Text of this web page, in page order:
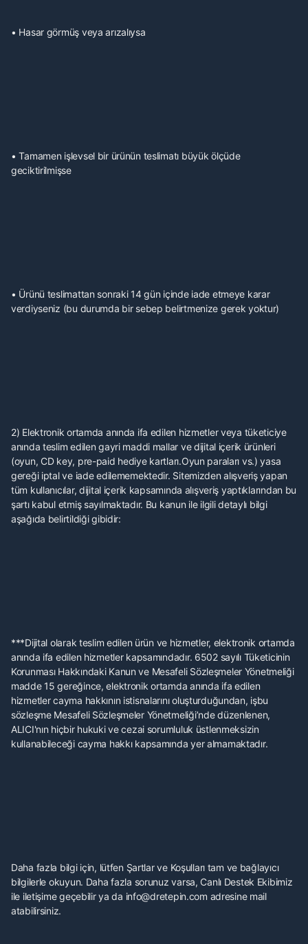
• Hasar görmüş veya arızalıysa
• Tamamen işlevsel bir ürünün teslimatı büyük ölçüde
geciktirilmişse
• Ürünü teslimattan sonraki 14 gün içinde iade etmeye karar
verdiyseniz (bu durumda bir sebep belirtmenize gerek yoktur)
2) Elektronik ortamda anında ifa edilen hizmetler veya tüketiciye
anında teslim edilen gayri maddi mallar ve dijital içerik ürünleri
(oyun, CD key, pre-paid hediye kartları.Oyun paraları vs.) yasa
gereği iptal ve iade edilememektedir. Sitemizden alışveriş yapan
tüm kullanıcılar, dijital içerik kapsamında alışveriş yaptıklarından bu
şartı kabul etmiş sayılmaktadır. Bu kanun ile ilgili detaylı bilgi
aşağıda belirtildiği gibidir:
***Dijital olarak teslim edilen ürün ve hizmetler, elektronik ortamda
anında ifa edilen hizmetler kapsamındadır. 6502 sayılı Tüketicinin
Korunması Hakkındaki Kanun ve Mesafeli Sözleşmeler Yönetmeliği
madde 15 gereğince, elektronik ortamda anında ifa edilen
hizmetler cayma hakkının istisnalarını oluşturduğundan, işbu
sözleşme Mesafeli Sözleşmeler Yönetmeliği’nde düzenlenen,
ALICI'nın hiçbir hukuki ve cezai sorumluluk üstlenmeksizin
kullanabileceği cayma hakkı kapsamında yer almamaktadır.
Daha fazla bilgi için, lütfen Şartlar ve Koşulları tam ve bağlayıcı
bilgilerle okuyun. Daha fazla sorunuz varsa, Canlı Destek Ekibimiz
ile iletişime geçebilir ya da info@dretepin.com adresine mail
atabilirsiniz.